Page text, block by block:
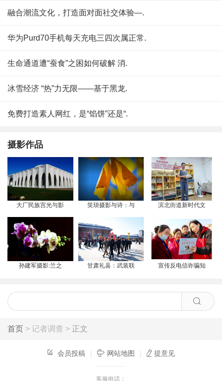
融合潮流文化，打造面对面社交体验—.
华为Purd70手机每天充电三四次属正常.
生命通道遭“蚕食”之困如何破解 消.
冰雪经济 “热”力无限——基于黑龙.
免费打造素人网红，是“馅饼”还是“.
摄影作品
大厂民族宫光与影 笑琰摄影与诗：与 滨北街道新时代文
孙建军摄影:兰之 甘肃礼县：武装联 宣传反电信诈骗知
首页 > 记者调查 > 正文
会员投稿 | 网站地图 | 提意见
客服电话：